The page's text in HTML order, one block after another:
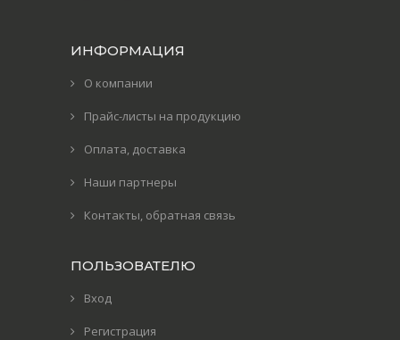
ИНФОРМАЦИЯ
О компании
Прайс-листы на продукцию
Оплата, доставка
Наши партнеры
Контакты, обратная связь
ПОЛЬЗОВАТЕЛЮ
Вход
Регистрация